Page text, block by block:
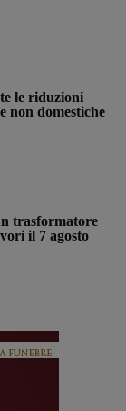
le riduzioni
non domestiche
trasformatore
il 7 agosto